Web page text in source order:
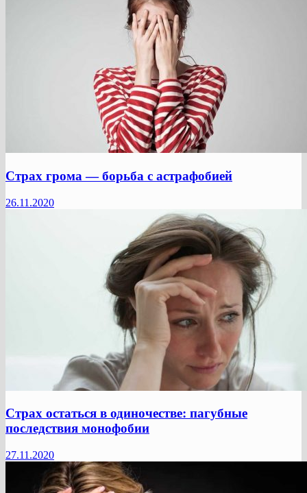
Страх грома — борьба с астрафобией
26.11.2020
Страх остаться в одиночестве: пагубные
последствия монофобии
27.11.2020